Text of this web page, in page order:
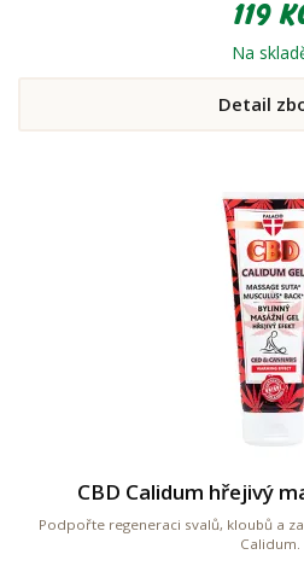
119
Na
Detail
CBD Calidum hřejivý
Podpořte regeneraci svalů, kloubů a
Calidum.